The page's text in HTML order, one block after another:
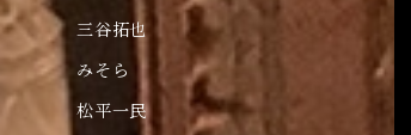
三谷拓也
みそら
松平一民